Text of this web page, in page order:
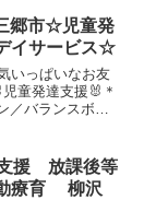
ことができまし
郷市☆児童発
イサービス☆
いっぱいなお友
童発達支援🐰＊
／バランスボー
て楽しくできま
援 放課後等
療育 柳沢